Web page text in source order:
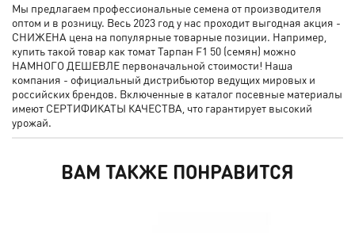
Мы предлагаем профессиональные семена от производителя
оптом и в розницу. Весь 2023 год у нас проходит выгодная акция -
СНИЖЕНА цена на популярные товарные позиции. Например,
купить такой товар как томат Тарпан F1 50 (семян) можно
НАМНОГО ДЕШЕВЛЕ первоначальной стоимости! Наша
компания - официальный дистрибьютор ведущих мировых и
российских брендов. Включенные в каталог посевные материалы
имеют СЕРТИФИКАТЫ КАЧЕСТВА, что гарантирует высокий
урожай.
ВАМ ТАКЖЕ ПОНРАВИТСЯ